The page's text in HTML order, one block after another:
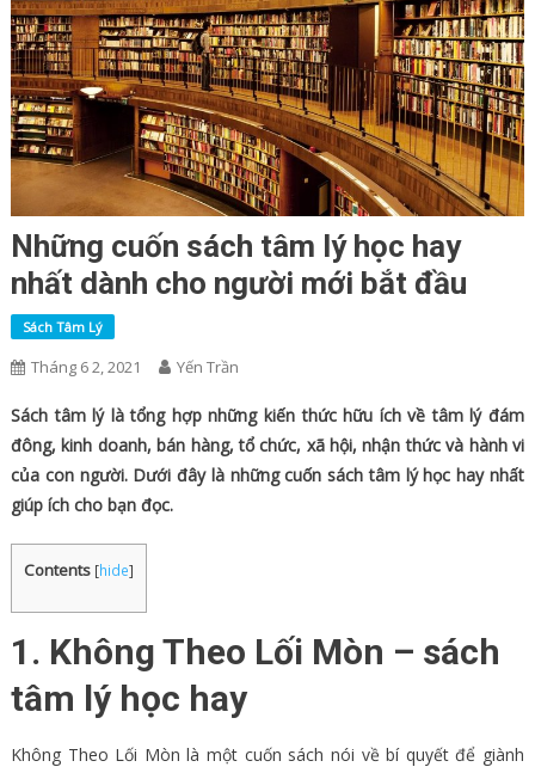
Những cuốn sách tâm lý học hay
nhất dành cho người mới bắt đầu
Sách Tâm Lý
Tháng 6 2, 2021 Yến Trần
Sách tâm lý là tổng hợp những kiến thức hữu ích về tâm lý đám
đông, kinh doanh, bán hàng, tổ chức, xã hội, nhận thức và hành vi
của con người. Dưới đây là những cuốn sách tâm lý học hay nhất
giúp ích cho bạn đọc.
Contents [hide]
1. Không Theo Lối Mòn – sách
tâm lý học hay
Không Theo Lối Mòn là một cuốn sách nói về bí quyết để giành